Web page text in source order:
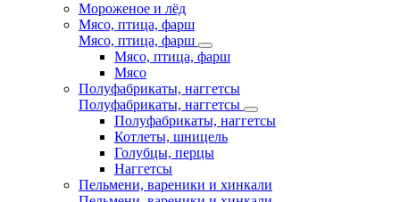
Мороженое и лёд
Мясо, птица, фарш
Мясо, птица, фарш
Мясо, птица, фарш
Мясо
Полуфабрикаты, наггетсы
Полуфабрикаты, наггетсы
Полуфабрикаты, наггетсы
Котлеты, шницель
Голубцы, перцы
Наггетсы
Пельмени, вареники и хинкали